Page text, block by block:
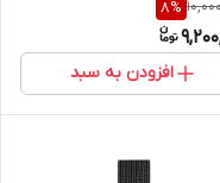
8%
افزودن به سبد